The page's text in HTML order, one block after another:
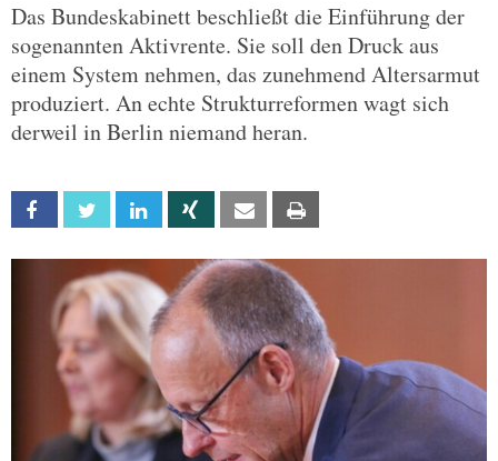
Das Bundeskabinett beschließt die Einführung der
sogenannten Aktivrente. Sie soll den Druck aus
einem System nehmen, das zunehmend Altersarmut
produziert. An echte Strukturreformen wagt sich
derweil in Berlin niemand heran.
Facebook Twitter Linkedin Xing Email